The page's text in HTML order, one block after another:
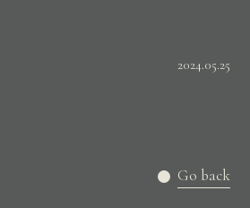
2024.05.25
Go back